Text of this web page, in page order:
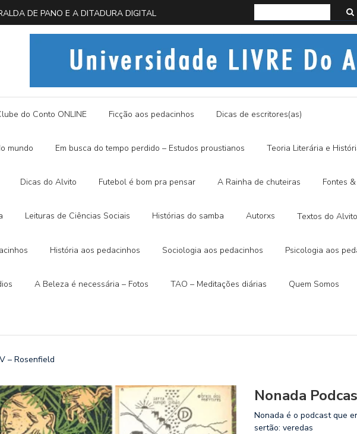
DA BORBOLETA AZUL Histórias do Alvito – SEMI-
do Conto ONLINE Ficção aos pedacinhos Dicas de escritores(as)
mundo Em busca do tempo perdido – Estudos proustianos Teoria Literária e
Dicas do Alvito Futebol é bom pra pensar A Rainha de chuteiras Fontes
Leituras de Ciências Sociais Histórias do samba Autorxs Textos do Alvito
História aos pedacinhos Sociologia aos pedacinhos Psicologia aos
A Beleza é necessária – Fotos TAO – Meditações diárias Quem Somos
– Rosenfield
Nonada
Nonada é o podcast que
sertão: veredas